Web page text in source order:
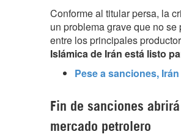
Conforme al titular persa, la
un problema grave que no
entre los principales
Islámica de Irán está listo
Pese a sanciones,
Fin de sanciones
mercado petrolero